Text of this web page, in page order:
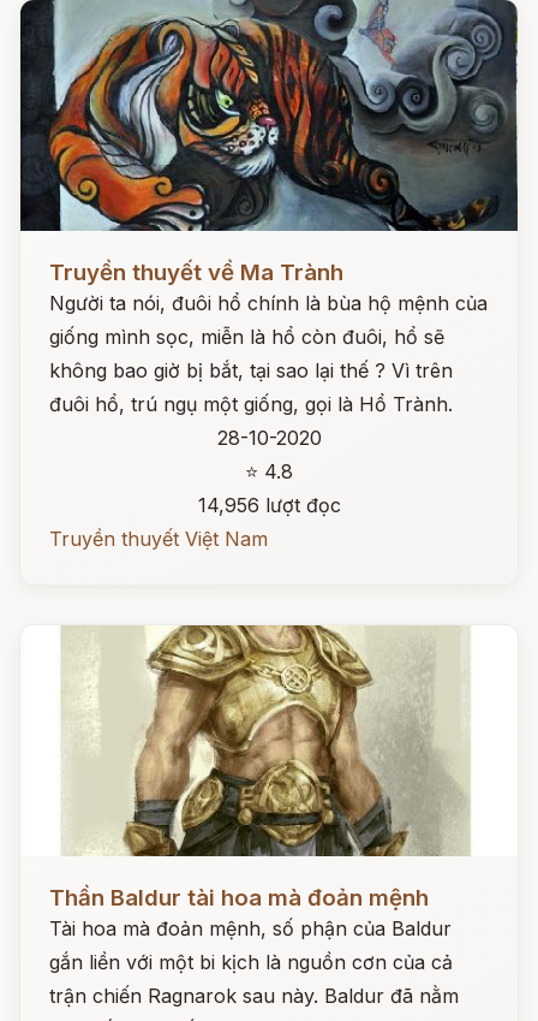
Đọc ngay
Truyền thuyết về Ma Trành
Người ta nói, đuôi hổ chính là bùa hộ mệnh của
giống mình sọc, miễn là hổ còn đuôi, hổ sẽ
không bao giờ bị bắt, tại sao lại thế ? Vì trên
đuôi hổ, trú ngụ một giống, gọi là Hổ Trành.
28-10-2020
⭐ 4.8
14,956 lượt đọc
Truyền thuyết Việt Nam
Đọc ngay
Thần Baldur tài hoa mà đoản mệnh
Tài hoa mà đoản mệnh, số phận của Baldur
gắn liền với một bi kịch là nguồn cơn của cả
trận chiến Ragnarok sau này. Baldur đã nằm